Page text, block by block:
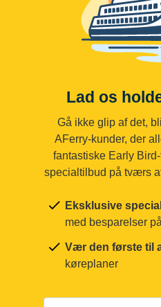
Lad os
Gå ikke glip af det,
AFerry-kunder, der
fantastiske Early
specialtilbud på tværs
Eksklusive
med besparelser
Vær den første til
køreplaner